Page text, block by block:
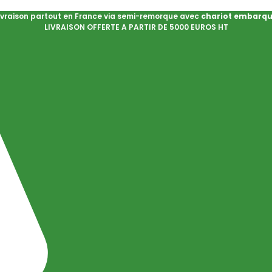
partout en France via semi-remorque avec chariot
LIVRAISON OFFERTE A PARTIR DE 5000 EUROS HT